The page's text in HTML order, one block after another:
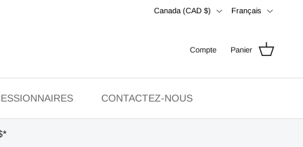
Canada (CAD $) Français
Compte Panier
CONTACTEZ-NOUS